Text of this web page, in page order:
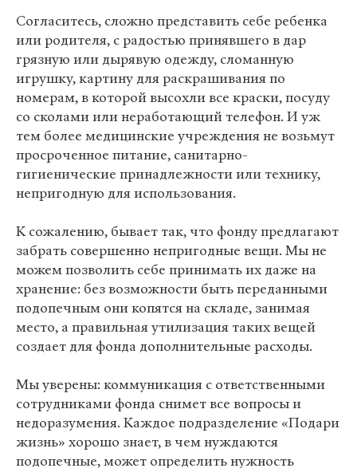
Согласитесь, сложно представить себе ребенка
или родителя, с радостью принявшего в дар
грязную или дырявую одежду, сломанную
игрушку, картину для раскрашивания по
номерам, в которой высохли все краски, посуду
со сколами или неработающий телефон. И уж
тем более медицинские учреждения не возьмут
просроченное питание, санитарно-
гигиенические принадлежности или технику,
непригодную для использования.
К сожалению, бывает так, что фонду предлагают
забрать совершенно непригодные вещи. Мы не
можем позволить себе принимать их даже на
хранение: без возможности быть переданными
подопечным они копятся на складе, занимая
место, а правильная утилизация таких вещей
создает для фонда дополнительные расходы.
Мы уверены: коммуникация с ответственными
сотрудниками фонда снимет все вопросы и
недоразумения. Каждое подразделение «Подари
жизнь» хорошо знает, в чем нуждаются
подопечные, может определить нужность